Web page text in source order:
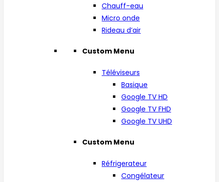
Chauff-eau
Micro onde
Rideau d’air
Custom Menu
Téléviseurs
Basique
Google TV HD
Google TV FHD
Google TV UHD
Custom Menu
Réfrigerateur
Congélateur